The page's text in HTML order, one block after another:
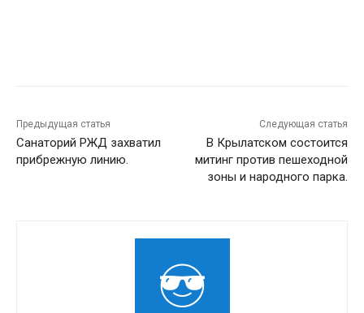
Предыдущая статья
Санаторий РЖД захватил
прибрежную линию.
Следующая статья
В Крылатском состоится
митинг против пешеходной
зоны и народного парка.